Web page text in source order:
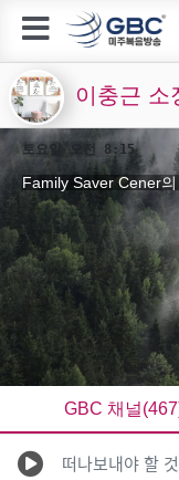
이충근 소
토요일 오전 8:15
Family Saver Cener
GBC 채널
떠나보내야 할